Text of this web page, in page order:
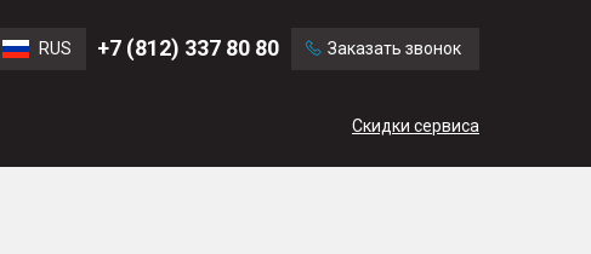
RUS +7 (812) 337 80 80 Заказать звонок
Скидки сервиса